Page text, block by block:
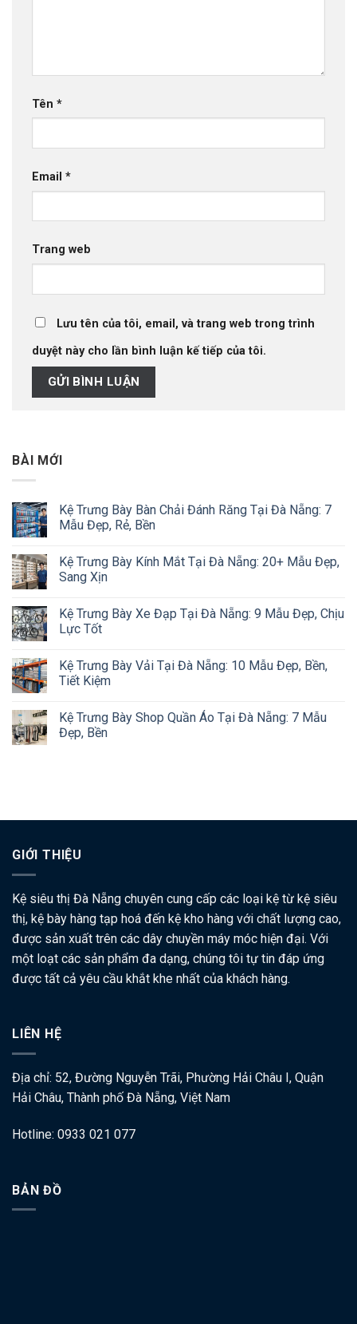
Tên *
Email *
Trang web
Lưu tên của tôi, email, và trang web trong trình
duyệt này cho lần bình luận kế tiếp của tôi.
BÀI MỚI
Kệ Trưng Bày Bàn Chải Đánh Răng Tại Đà Nẵng: 7
Mẫu Đẹp, Rẻ, Bền
Kệ Trưng Bày Kính Mắt Tại Đà Nẵng: 20+ Mẫu Đẹp,
Sang Xịn
Kệ Trưng Bày Xe Đạp Tại Đà Nẵng: 9 Mẫu Đẹp, Chịu
Lực Tốt
Kệ Trưng Bày Vải Tại Đà Nẵng: 10 Mẫu Đẹp, Bền,
Tiết Kiệm
Kệ Trưng Bày Shop Quần Áo Tại Đà Nẵng: 7 Mẫu
Đẹp, Bền
GIỚI THIỆU
Kệ siêu thị Đà Nẵng chuyên cung cấp các loại kệ từ kệ siêu
thị, kệ bày hàng tạp hoá đến kệ kho hàng với chất lượng cao,
được sản xuất trên các dây chuyền máy móc hiện đại. Với
một loạt các sản phẩm đa dạng, chúng tôi tự tin đáp ứng
được tất cả yêu cầu khắt khe nhất của khách hàng.
LIÊN HỆ
Địa chỉ: 52, Đường Nguyễn Trãi, Phường Hải Châu I, Quận
Hải Châu, Thành phố Đà Nẵng, Việt Nam
Hotline: 0933 021 077
BẢN ĐỒ